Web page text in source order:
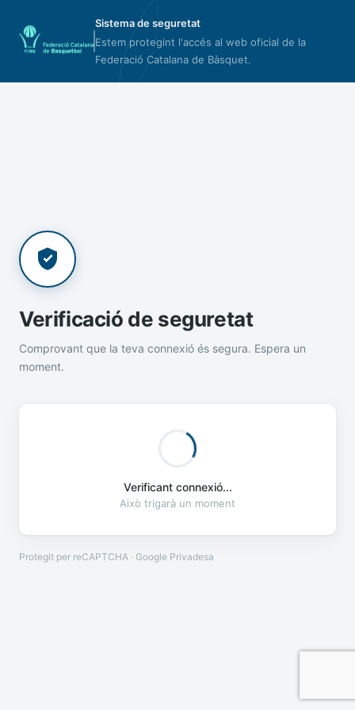
Sistema de seguretat
Estem protegint l'accés al web oficial de la
Federació Catalana de Bàsquet.
Verificació de seguretat
Comprovant que la teva connexió és segura. Espera un
moment.
Verificant connexió...
Això trigarà un moment
Protegit per reCAPTCHA · Google Privadesa